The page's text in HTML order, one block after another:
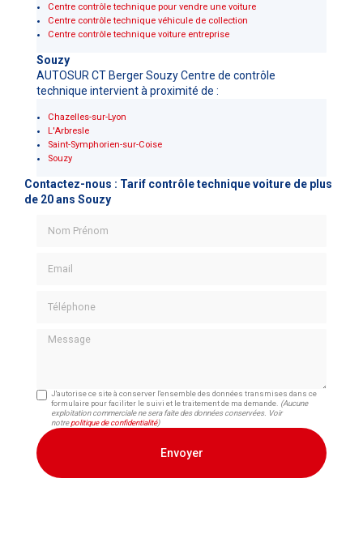
Centre contrôle technique pour vendre une voiture
Centre contrôle technique véhicule de collection
Centre contrôle technique voiture entreprise
Souzy
AUTOSUR CT Berger Souzy Centre de contrôle
technique intervient à proximité de :
Chazelles-sur-Lyon
L'Arbresle
Saint-Symphorien-sur-Coise
Souzy
Contactez-nous : Tarif contrôle technique voiture de plus
de 20 ans Souzy
Message
J'autorise ce site à conserver l'ensemble des données transmises dans ce
formulaire pour faciliter le suivi et le traitement de ma demande. (Aucune
exploitation commerciale ne sera faite des données conservées. Voir
notrepolitique de confidentialité)